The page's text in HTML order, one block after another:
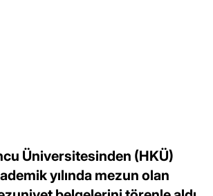
Üniversitesinden (HKÜ)
yılında mezun olan